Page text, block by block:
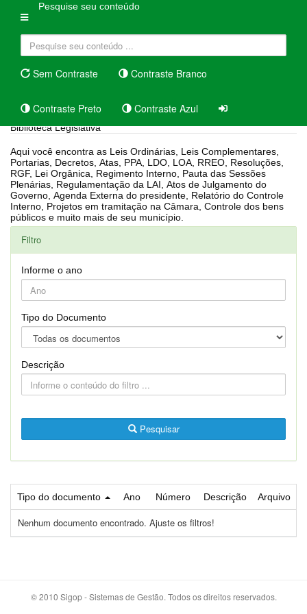
Pesquise seu conteúdo
Sem Contraste Contraste Branco
Contraste Preto Contraste Azul
Biblioteca Legislativa
Aqui você encontra as Leis Ordinárias, Leis Complementares,
Portarias, Decretos, Atas, PPA, LDO, LOA, RREO, Resoluções,
RGF, Lei Orgânica, Regimento Interno, Pauta das Sessões
Plenárias, Regulamentação da LAI, Atos de Julgamento do
Governo, Agenda Externa do presidente, Relatório do Controle
Interno, Projetos em tramitação na Câmara, Controle dos bens
públicos e muito mais de seu município.
Filtro
Informe o ano
Tipo do Documento
Descrição
Pesquisar
Tipo do documento Ano Número Descrição Arquivo
Nenhum documento encontrado. Ajuste os filtros!
© 2010 Sigop - Sistemas de Gestão. Todos os direitos reservados.